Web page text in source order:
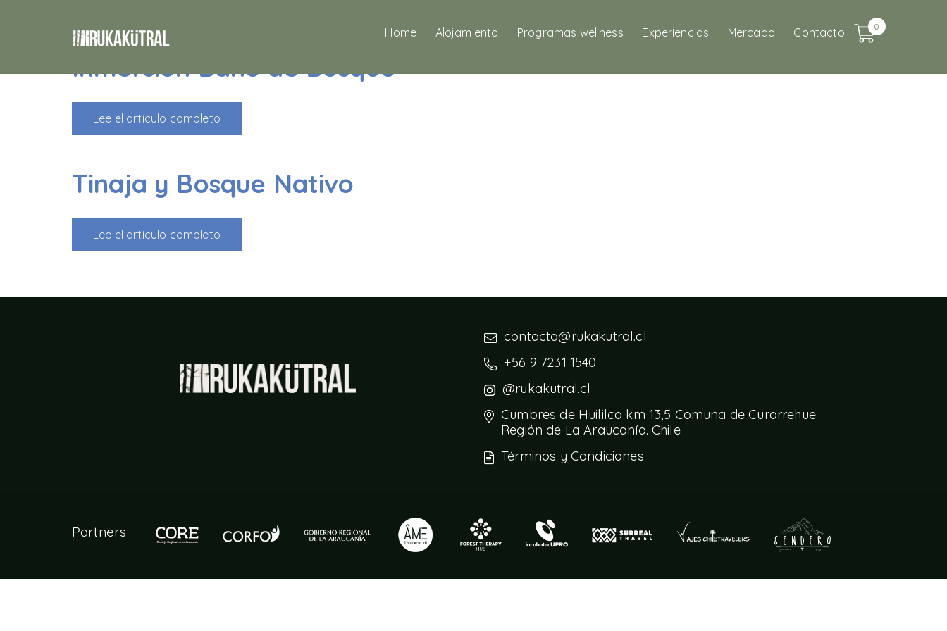
0
Home Alojamiento Programas wellness Experiencias Mercado Contacto
Inmersión Baño de Bosque
Lee el artículo completo
Tinaja y Bosque Nativo
Lee el artículo completo
contacto@rukakutral.cl
+56 9 7231 1540
@rukakutral.cl
Cumbres de Huililco km 13,5 Comuna de Curarrehue
Región de La Araucanía. Chile
Términos y Condiciones
Partners